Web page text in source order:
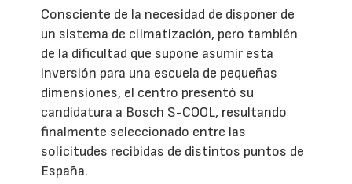
Consciente de la necesidad de disponer de
un sistema de climatización, pero también
de la dificultad que supone asumir esta
inversión para una escuela de pequeñas
dimensiones, el centro presentó su
candidatura a Bosch S-COOL, resultando
finalmente seleccionado entre las
solicitudes recibidas de distintos puntos de
España.